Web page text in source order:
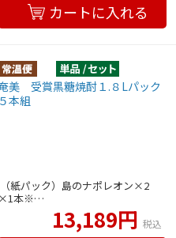
カートに入れる
美 受賞黒糖焼酎１.８Lパック
５本組
紙パック）島のナポレオン×2
×1本※…
13,189円 税込